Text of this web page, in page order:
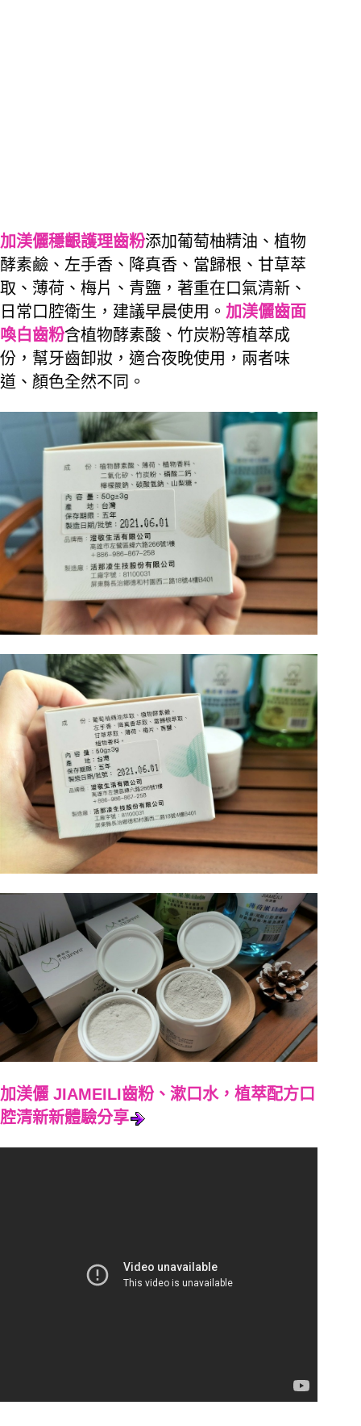
加渼儷穩齦護理齒粉添加葡萄柚精油、植物
酵素鹼、左手香、降真香、當歸根、甘草萃
取、薄荷、梅片、青鹽，著重在口氣清新、
日常口腔衛生，建議早晨使用。 加渼儷齒面
喚白齒粉含植物酵素酸、竹炭粉等植萃成
份，幫牙齒卸妝，適合夜晚使用，兩者味
道、顏色全然不同。
加渼儷 JIAMEILI齒粉、漱口水，植萃配方口
腔清新新體驗分享